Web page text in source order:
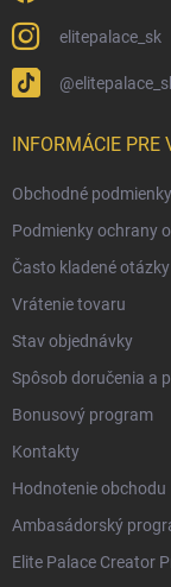
elitepalace_sk
INFORMÁCIE PRE
Obchodné podmienky
Podmienky ochrany
Často kladené otázky
Vrátenie tovaru
Stav objednávky
Spôsob doručenia a
Bonusový program
Kontakty
Hodnotenie obchodu
Ambasádorský
Elite Palace Creator